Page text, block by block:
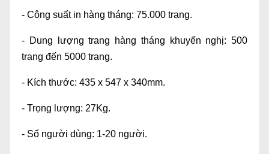
- Công suất in hàng tháng: 75.000 trang.
- Dung lượng trang hàng tháng khuyến nghị: 500
trang đến 5000 trang.
- Kích thước: 435 x 547 x 340mm.
- Trọng lượng: 27Kg.
- Số người dùng: 1-20 người.